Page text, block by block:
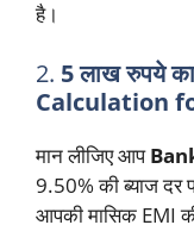
है।
2. 5 लाख रुपये
Calculation
मान लीजिए आप
9.50% की ब्याज दर
आपकी मासिक EMI